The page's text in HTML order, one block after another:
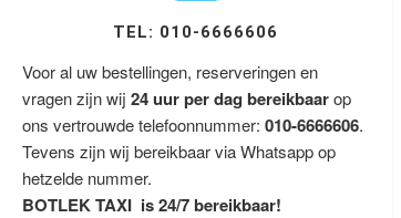
TEL: 010-6666606
Voor al uw bestellingen, reserveringen en
vragen zijn wij 24 uur per dag bereikbaarop
ons vertrouwde telefoonnummer: 010-6666606.
Tevens zijn wij bereikbaar via Whatsapp op
hetzelde nummer.
BOTLEK TAXI is 24/7 bereikbaar!